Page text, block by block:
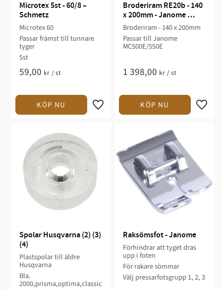
Microtex 5st - 60/8 –
Schmetz
Microtex 60
Passar främst till tunnare
tyger
5st
59,00 kr /st
Broderiram RE20b - 140
x 200mm - Janome
MC500E/550E
Broderiram - 140 x 200mm
Passar till Janome
MC500E/550E
1 398,00 kr /st
Spolar Husqvarna (2) (3)
(4)
Plastspolar till äldre
Husqvarna
Bla.
2000,prisma,optima,classic
Raksömsfot - Janome
Förhindrar att tyget dras
upp i foten
För rakare sömmar
Välj pressarfotsgrupp 1, 2, 3